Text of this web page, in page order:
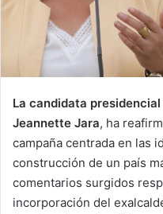
La candidata
Jeannette Jara, ha
campaña centrada en las
construcción de un país
comentarios surgidos
incorporación del